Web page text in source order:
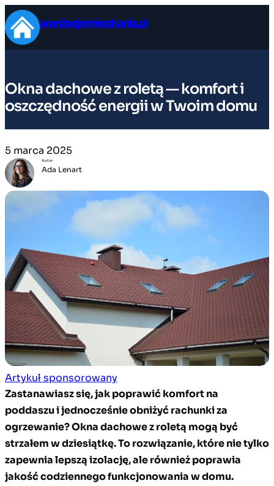
Przejdź
do
treści
aranżacjemieszkania.pl
Okna dachowe z roletą — komfort i
oszczędność energii w Twoim domu
5 marca 2025
Autor
Ada Lenart
Artykuł sponsorowany
Zastanawiasz się, jak poprawić komfort na
poddaszu i jednocześnie obniżyć rachunki za
ogrzewanie? Okna dachowe z roletą mogą być
strzałem w dziesiątkę. To rozwiązanie, które nie tylko
zapewnia lepszą izolację, ale również poprawia
jakość codziennego funkcjonowania w domu.